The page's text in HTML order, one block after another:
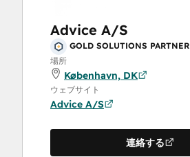
Advice A/S
GOLD SOLUTIONS PARTNER
場所
København, DK
ウェブサイト
Advice A/S
連絡する